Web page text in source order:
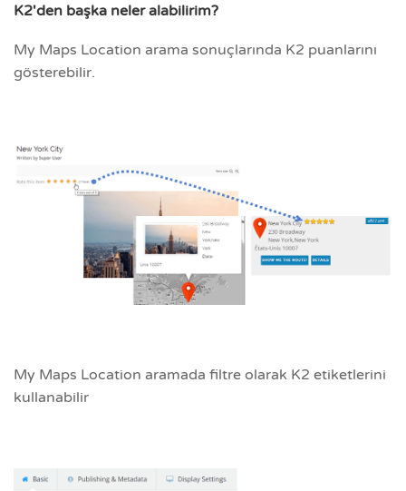
K2'den başka neler alabilirim?
My Maps Location arama sonuçlarında K2 puanlarını
gösterebilir.
My Maps Location aramada filtre olarak K2 etiketlerini
kullanabilir